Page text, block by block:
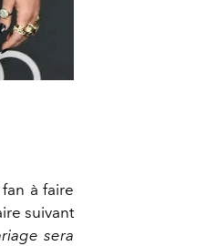
à faire
suivant
sera